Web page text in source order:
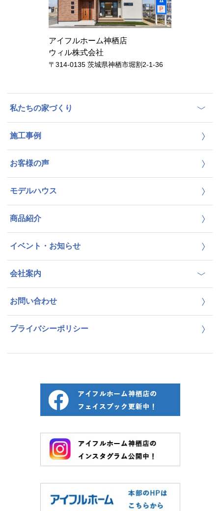
アイフルホーム神栖店
ウィル株式会社
〒314-0135 茨城県神栖市堀割2-1-36
私たちの家づくり
施工事例
お客様の声
モデルハウス
商品紹介
イベント・お知らせ
会社案内
お問い合わせ
プライバシーポリシー